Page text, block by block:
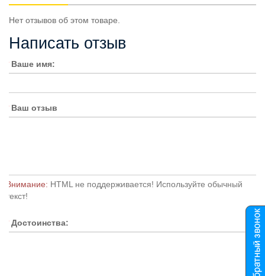
Нет отзывов об этом товаре.
Написать отзыв
Ваше имя:
Ваш отзыв
Внимание: HTML не поддерживается! Используйте обычный
текст!
Достоинства: